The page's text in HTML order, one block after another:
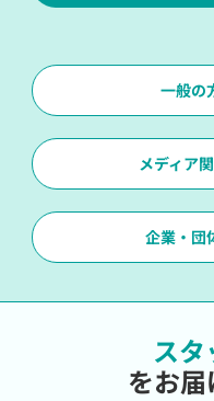
一般の
メディア
企業・団
スタ
をお